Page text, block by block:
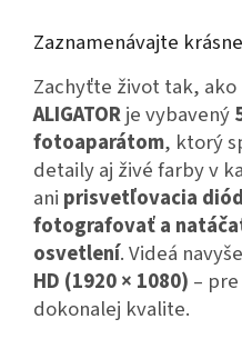
Zaznamenávajte
Zachyťte život tak,
ALIGATORje vybavený
fotoaparátom, ktorý
detaily aj živé farby v
ani prisvetľovacia
fotografovať a
osvetlení.Videá
HD (1920 × 1080) –
dokonalej kvalite.